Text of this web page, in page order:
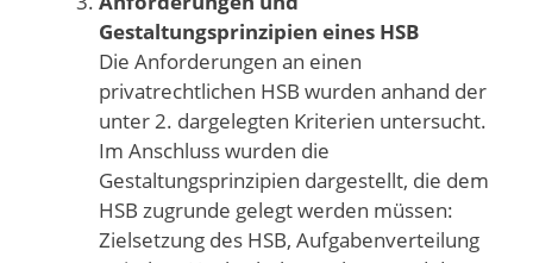
Gestaltungsprinzipien eines HSB
Die Anforderungen an einen
privatrechtlichen HSB wurden anhand der
unter 2. dargelegten Kriterien untersucht.
Im Anschluss wurden die
Gestaltungsprinzipien dargestellt, die dem
HSB zugrunde gelegt werden müssen:
Zielsetzung des HSB, Aufgabenverteilung